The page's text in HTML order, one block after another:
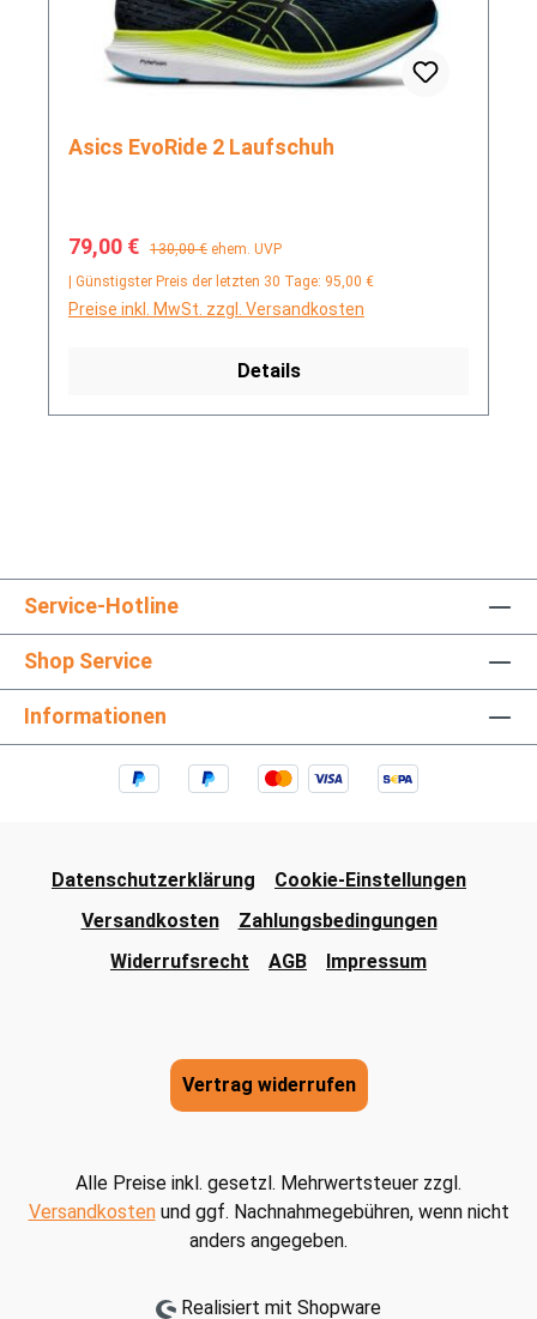
Asics EvoRide 2 Laufschuh
Verkaufspreis:
79,00 € Regulärer Preis:
130,00 € ehem. UVP
| Günstigster Preis der letzten 30 Tage: 95,00 €
Preise inkl. MwSt. zzgl. Versandkosten
Details
Service-Hotline
Shop Service
Informationen
Datenschutzerklärung
Cookie-Einstellungen
Versandkosten
Zahlungsbedingungen
Widerrufsrecht
AGB Impressum
Vertrag widerrufen
Alle Preise inkl. gesetzl. Mehrwertsteuer zzgl.
Versandkostenund ggf. Nachnahmegebühren, wenn nicht
anders angegeben.
Realisiert mit Shopware